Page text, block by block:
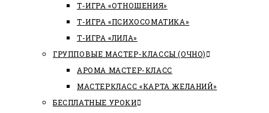
Т-ИГРА «ОТНОШЕНИЯ»
Т-ИГРА «ПСИХОСОМАТИКА»
Т-ИГРА «ЛИЛА»
ГРУППОВЫЕ МАСТЕР-КЛАССЫ (ОЧНО)
АРОМА МАСТЕР-КЛАСС
МАСТЕРКЛАСС «КАРТА ЖЕЛАНИЙ»
БЕСПЛАТНЫЕ УРОКИ